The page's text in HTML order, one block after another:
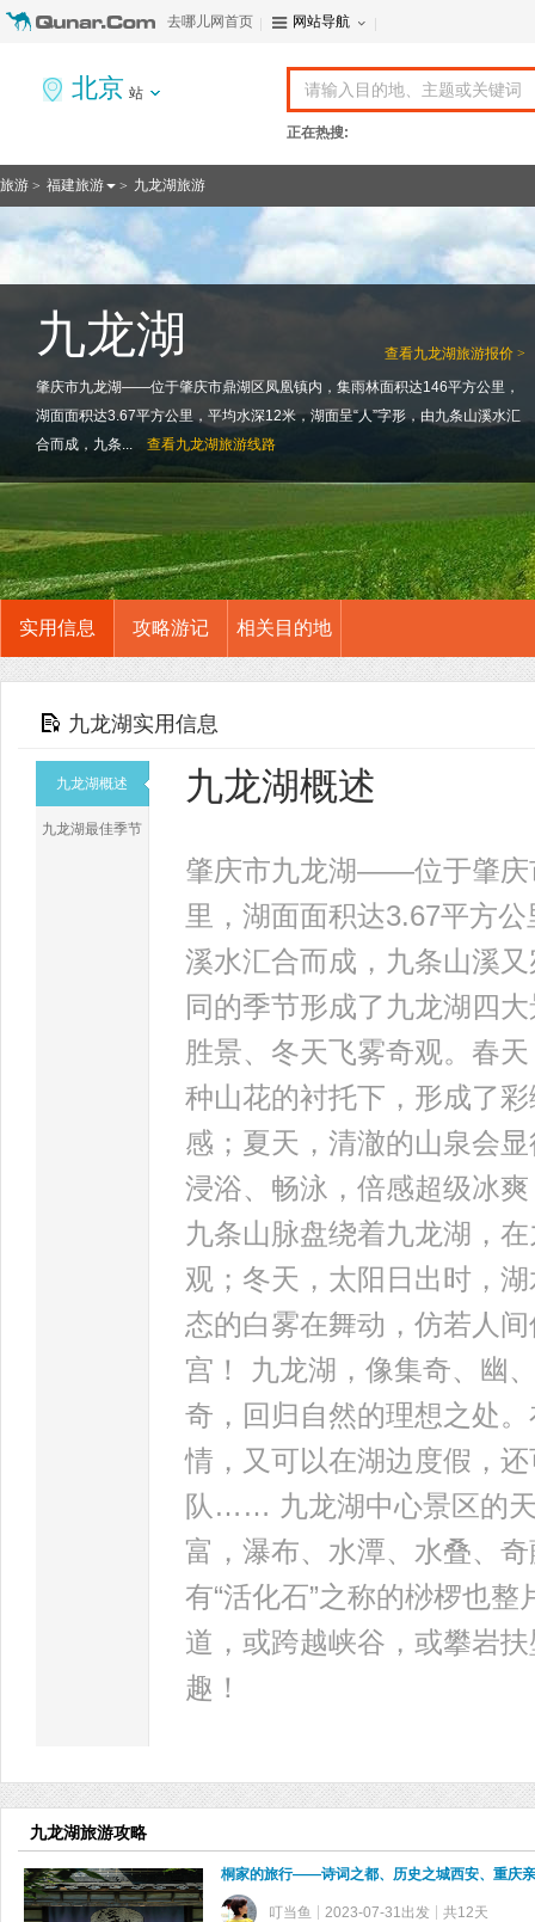
去哪儿网首页 网站导航
北京 站
正在热搜:
旅游 > 福建旅游 > 九龙湖旅游
查看九龙湖旅游报价 >
九龙湖
肇庆市九龙湖——位于肇庆市鼎湖区凤凰镇内，集雨林面积达146平方公里，
湖面面积达3.67平方公里，平均水深12米，湖面呈“人”字形，由九条山溪水汇
合而成，九条...
查看九龙湖旅游线路
实用信息 攻略游记 相关目的地
九龙湖实用信息
九龙湖概述
九龙湖最佳季节
九龙湖概述
肇庆市九龙湖——位于肇庆
里，湖面面积达3.67平方
溪水汇合而成，九条山溪
同的季节形成了九龙湖四
胜景、冬天飞雾奇观。春
种山花的衬托下，形成了
感；夏天，清澈的山泉会
浸浴、畅泳，倍感超级冰
九条山脉盘绕着九龙湖，
观；冬天，太阳日出时，
态的白雾在舞动，仿若人
宫！ 九龙湖，像集奇、幽
奇，回归自然的理想之处
情，又可以在湖边度假，
队…… 九龙湖中心景区的
富，瀑布、水潭、水叠、
有“活化石”之称的桫椤也
道，或跨越峡谷，或攀岩
趣！
九龙湖旅游攻略
桐家的旅行——诗词之都、历史之城西安、重庆
叮当鱼 2023-07-31出发 共12天